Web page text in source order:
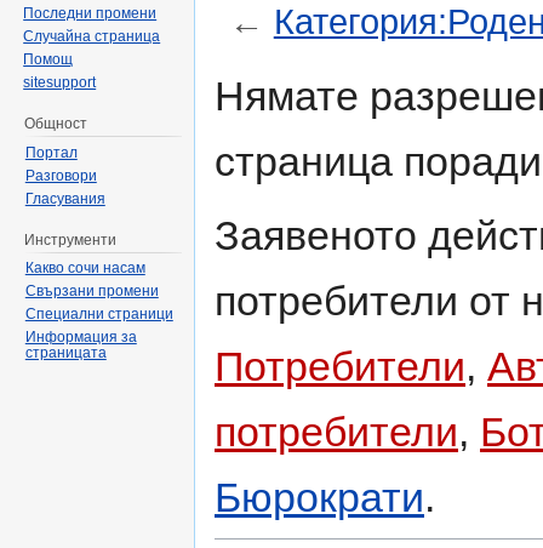
←
Нямате
страница
Заявеното
потребители от
Потребители,
потребители,
Бюрократи.
Последни промени
Случайна страница
Помощ
sitesupport
Общност
Портал
Разговори
Гласувания
Инструменти
Какво сочи насам
Свързани промени
Специални страници
Информация за
страницата